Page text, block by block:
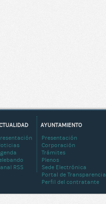
AYUNTAMIENTO
Presentación
Corporación
Trámites
Plenos
Sede Electrónica
Portal de Transparencia
Perfil del contratante
RSS